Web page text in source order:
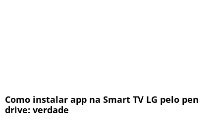
Como instalar app na Smart TV LG pelo pen
drive: verdade